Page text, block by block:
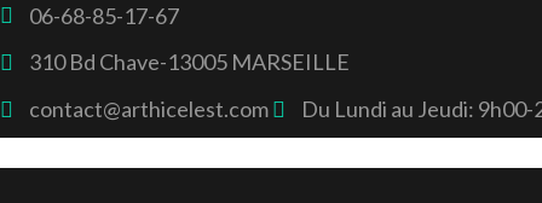
06-68-85-17-67
310 Bd Chave-13005 MARSEILLE
contact@arthicelest.com
Du Lundi au Jeudi: 9h00-